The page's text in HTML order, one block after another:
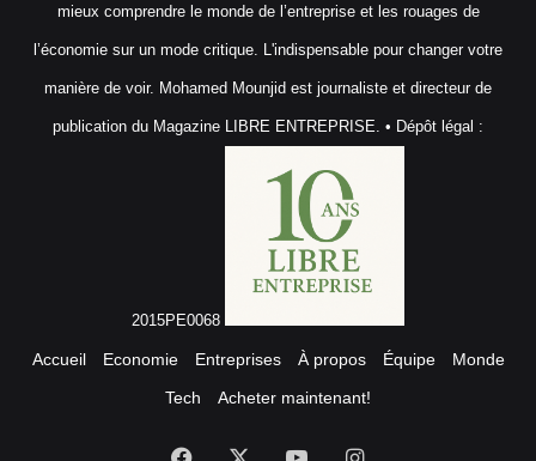
mieux comprendre le monde de l’entreprise et les rouages de
l’économie sur un mode critique. L'indispensable pour changer votre
manière de voir. Mohamed Mounjid est journaliste et directeur de
publication du Magazine LIBRE ENTREPRISE. • Dépôt légal :
2015PE0068
Accueil Economie Entreprises À propos Équipe
Monde
Tech
Acheter maintenant!